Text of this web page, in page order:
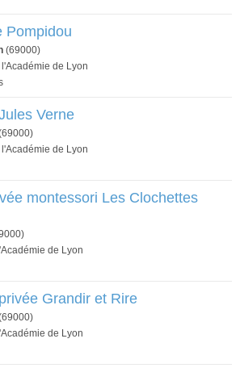
Pompidou
(69000)
de Lyon
Verne
de Lyon
montessori Les Clochettes
de Lyon
Grandir et Rire
de Lyon